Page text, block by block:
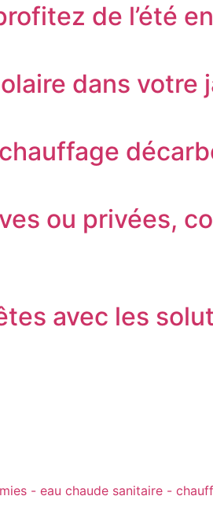
de l’été
dans votre
ou privées,
avec les